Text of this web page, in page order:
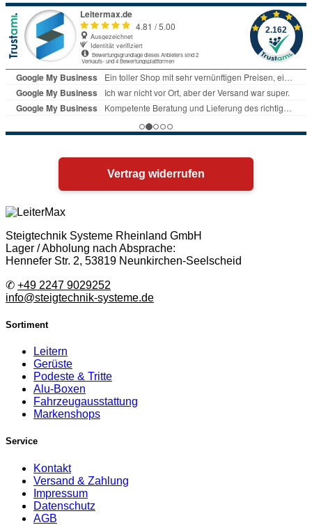
Vertrag widerrufen
Steigtechnik Systeme Rheinland GmbH
Lager / Abholung nach Absprache:
Hennefer Str. 2, 53819 Neunkirchen-Seelscheid
✆ +49 2247 9029252
info@steigtechnik-systeme.de
Sortiment
Leitern
Gerüste
Podeste & Tritte
Alu-Boxen
Fahrzeugausstattung
Markenshops
Service
Kontakt
Versand & Zahlung
Impressum
Datenschutz
AGB